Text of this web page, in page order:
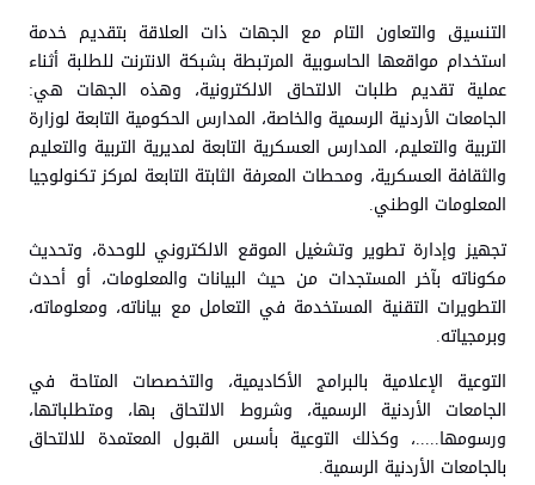
التنسيق والتعاون التام مع الجهات ذات العلاقة بتقديم خدمة
استخدام مواقعها الحاسوبية المرتبطة بشبكة الانترنت للطلبة أثناء
عملية تقديم طلبات الالتحاق الالكترونية، وهذه الجهات هي:
الجامعات الأردنية الرسمية والخاصة، المدارس الحكومية التابعة لوزارة
التربية والتعليم، المدارس العسكرية التابعة لمديرية التربية والتعليم
والثقافة العسكرية، ومحطات المعرفة الثابتة التابعة لمركز تكنولوجيا
المعلومات الوطني.
تجهيز وإدارة تطوير وتشغيل الموقع الالكتروني للوحدة، وتحديث
مكوناته بآخر المستجدات من حيث البيانات والمعلومات، أو أحدث
التطويرات التقنية المستخدمة في التعامل مع بياناته، ومعلوماته،
وبرمجياته.
التوعية الإعلامية بالبرامج الأكاديمية، والتخصصات المتاحة في
الجامعات الأردنية الرسمية، وشروط الالتحاق بها، ومتطلباتها،
ورسومها.....، وكذلك التوعية بأسس القبول المعتمدة للالتحاق
بالجامعات الأردنية الرسمية.